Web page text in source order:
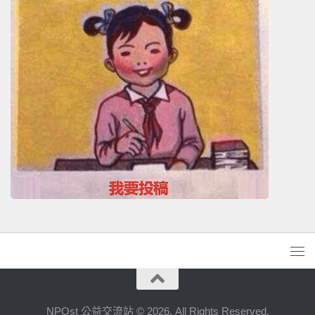
NPOst 公益交流站 © 2026. All Rights Reserved.